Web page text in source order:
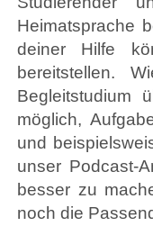
Heimatsprache
deiner Hilfe
bereitstellen.
Begleitstudium
möglich,
und
unser Podcast-
besser zu
noch die